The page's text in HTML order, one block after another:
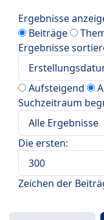
Ergebnisse
Beiträge
Ergebnisse
Aufsteigend
Suchzeitraum
Die ersten:
Zeichen der